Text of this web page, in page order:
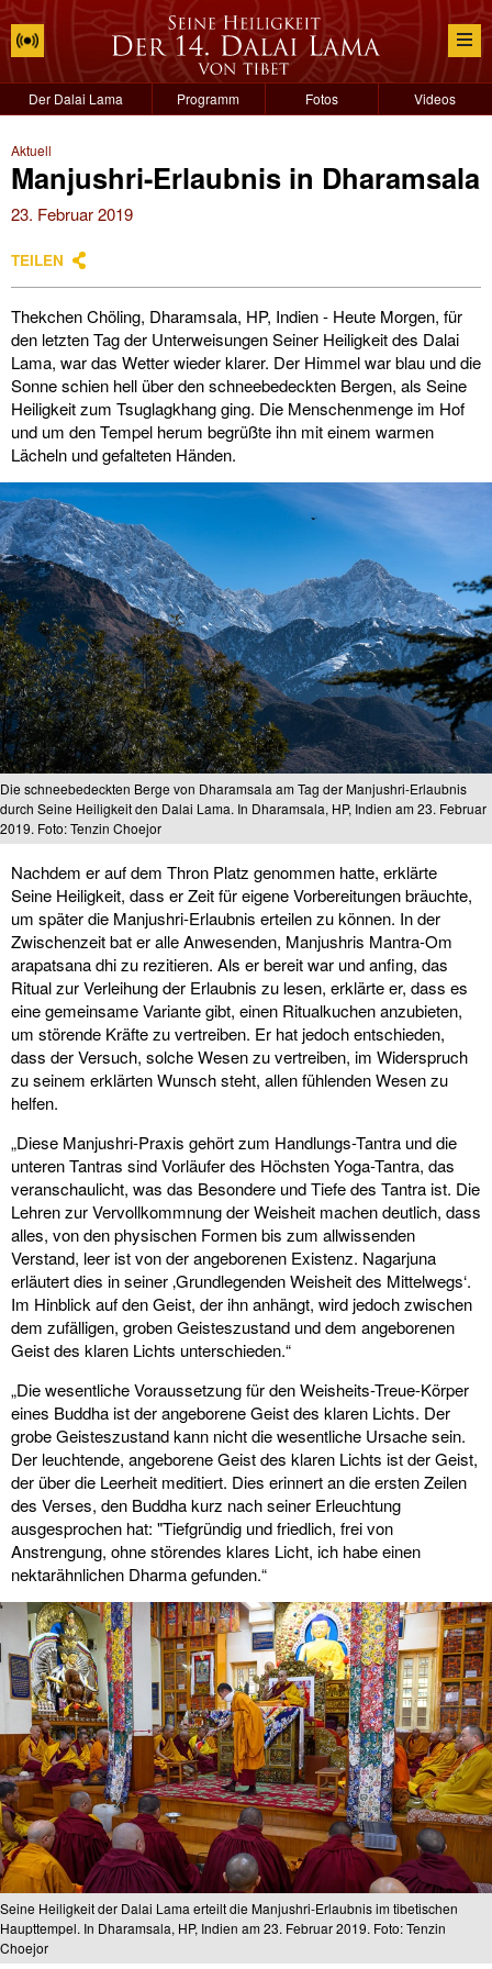
Der Dalai Lama Programm Fotos Videos
Aktuell
Manjushri-Erlaubnis in Dharamsala
23. Februar 2019
TEILEN
Thekchen Chöling, Dharamsala, HP, Indien - Heute Morgen, für
den letzten Tag der Unterweisungen Seiner Heiligkeit des Dalai
Lama, war das Wetter wieder klarer. Der Himmel war blau und die
Sonne schien hell über den schneebedeckten Bergen, als Seine
Heiligkeit zum Tsuglagkhang ging. Die Menschenmenge im Hof
und um den Tempel herum begrüßte ihn mit einem warmen
Lächeln und gefalteten Händen.
Die schneebedeckten Berge von Dharamsala am Tag der Manjushri-Erlaubnis
durch Seine Heiligkeit den Dalai Lama. In Dharamsala, HP, Indien am 23. Februar
2019. Foto: Tenzin Choejor
Nachdem er auf dem Thron Platz genommen hatte, erklärte
Seine Heiligkeit, dass er Zeit für eigene Vorbereitungen bräuchte,
um später die Manjushri-Erlaubnis erteilen zu können. In der
Zwischenzeit bat er alle Anwesenden, Manjushris Mantra-Om
arapatsana dhi zu rezitieren. Als er bereit war und anfing, das
Ritual zur Verleihung der Erlaubnis zu lesen, erklärte er, dass es
eine gemeinsame Variante gibt, einen Ritualkuchen anzubieten,
um störende Kräfte zu vertreiben. Er hat jedoch entschieden,
dass der Versuch, solche Wesen zu vertreiben, im Widerspruch
zu seinem erklärten Wunsch steht, allen fühlenden Wesen zu
helfen.
„Diese Manjushri-Praxis gehört zum Handlungs-Tantra und die
unteren Tantras sind Vorläufer des Höchsten Yoga-Tantra, das
veranschaulicht, was das Besondere und Tiefe des Tantra ist. Die
Lehren zur Vervollkommnung der Weisheit machen deutlich, dass
alles, von den physischen Formen bis zum allwissenden
Verstand, leer ist von der angeborenen Existenz. Nagarjuna
erläutert dies in seiner ‚Grundlegenden Weisheit des Mittelwegs‘.
Im Hinblick auf den Geist, der ihn anhängt, wird jedoch zwischen
dem zufälligen, groben Geisteszustand und dem angeborenen
Geist des klaren Lichts unterschieden.“
„Die wesentliche Voraussetzung für den Weisheits-Treue-Körper
eines Buddha ist der angeborene Geist des klaren Lichts. Der
grobe Geisteszustand kann nicht die wesentliche Ursache sein.
Der leuchtende, angeborene Geist des klaren Lichts ist der Geist,
der über die Leerheit meditiert. Dies erinnert an die ersten Zeilen
des Verses, den Buddha kurz nach seiner Erleuchtung
ausgesprochen hat: "Tiefgründig und friedlich, frei von
Anstrengung, ohne störendes klares Licht, ich habe einen
nektarähnlichen Dharma gefunden.“
Seine Heiligkeit der Dalai Lama erteilt die Manjushri-Erlaubnis im tibetischen
Haupttempel. In Dharamsala, HP, Indien am 23. Februar 2019. Foto: Tenzin
Choejor